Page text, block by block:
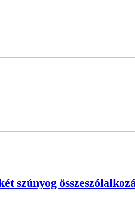
szúnyog